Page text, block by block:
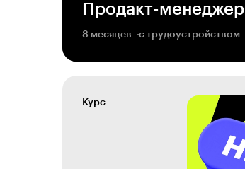
Продакт-менеджер
8 месяцев с трудоустройством
Курс